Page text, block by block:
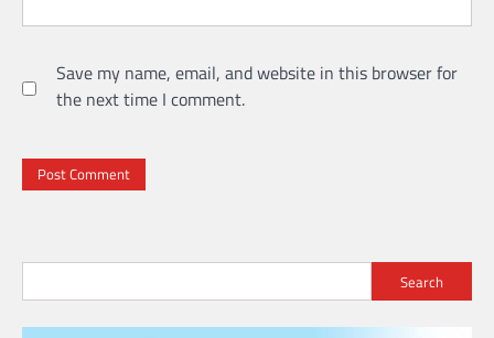
Save my name, email, and website in this browser for
the next time I comment.
Search